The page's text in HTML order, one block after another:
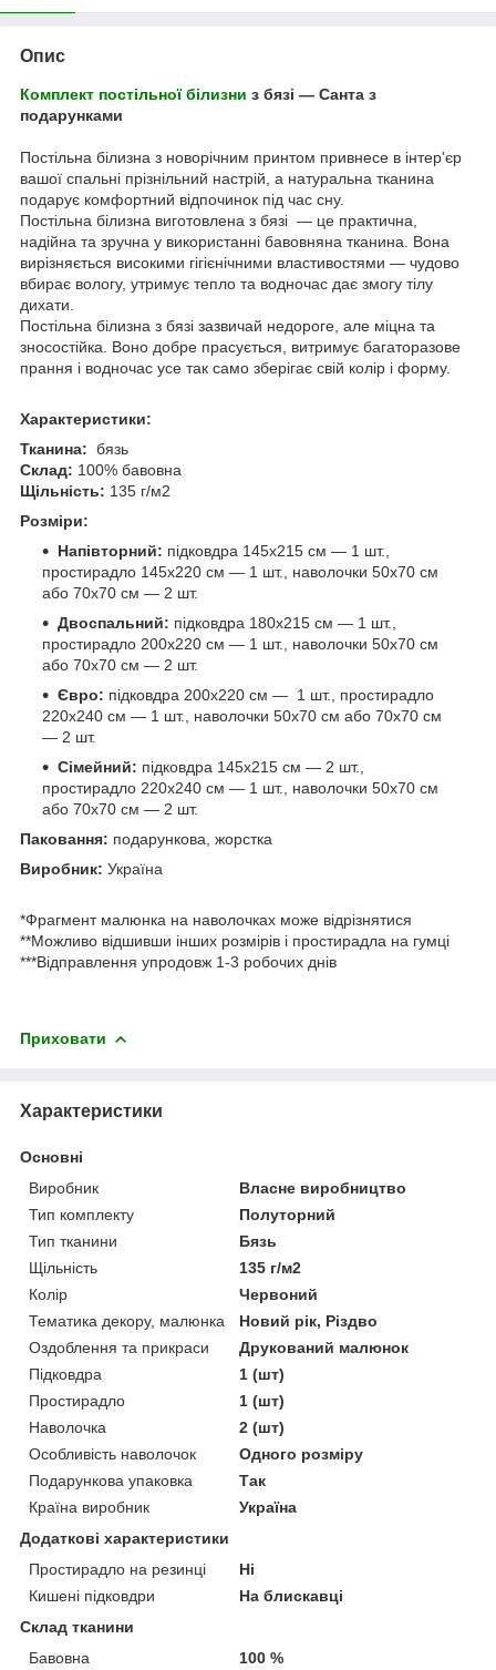
Опис
Комплект постільної білизни з бязі — Санта з
подарунками
Постільна білизна з новорічним принтом привнесе в інтер'єр
вашої спальні прізнільний настрій, а натуральна тканина
подарує комфортний відпочинок під час сну.
Постільна білизна виготовлена з бязі — це практична,
надійна та зручна у використанні бавовняна тканина. Вона
вирізняється високими гігієнічними властивостями — чудово
вбирає вологу, утримує тепло та водночас дає змогу тілу
дихати.
Постільна білизна з бязі зазвичай недороге, але міцна та
зносостійка. Воно добре прасується, витримує багаторазове
прання і водночас усе так само зберігає свій колір і форму.
Характеристики:
Тканина: бязь
Склад: 100% бавовна
Щільність: 135 г/м2
Розміри:
Напівторний: підковдра 145х215 см — 1 шт.,
простирадло 145х220 см — 1 шт., наволочки 50х70 см
або 70х70 см — 2 шт.
Двоспальний: підковдра 180х215 см — 1 шт.,
простирадло 200х220 см — 1 шт., наволочки 50х70 см
або 70х70 см — 2 шт.
Євро: підковдра 200х220 см — 1 шт., простирадло
220х240 см — 1 шт., наволочки 50х70 см або 70х70 см
— 2 шт.
Сімейний: підковдра 145х215 см — 2 шт.,
простирадло 220х240 см — 1 шт., наволочки 50х70 см
або 70х70 см — 2 шт.
Паковання: подарункова, жорстка
Виробник: Україна
*Фрагмент малюнка на наволочках може відрізнятися
**Можливо відшивши інших розмірів і простирадла на гумці
***Відправлення упродовж 1-3 робочих днів
Приховати
Характеристики
Основні
Виробник
Власне виробництво
Тип комплекту
Полуторний
Тип тканини
Бязь
Щільність
135 г/м2
Колір
Червоний
Тематика декору, малюнка
Новий рік, Різдво
Оздоблення та прикраси
Друкований малюнок
Підковдра
1 (шт)
Простирадло
1 (шт)
Наволочка
2 (шт)
Особливість наволочок
Одного розміру
Подарункова упаковка
Так
Країна виробник
Україна
Додаткові характеристики
Простирадло на резинці
Ні
Кишені підковдри
На блискавці
Склад тканини
Бавовна
100 %